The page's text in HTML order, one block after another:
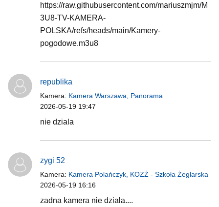
https://raw.githubusercontent.com/mariuszmjm/M
3U8-TV-KAMERA-
POLSKA/refs/heads/main/Kamery-
pogodowe.m3u8
republika
Kamera: Kamera Warszawa, Panorama
2026-05-19 19:47
nie dziala
zygi 52
Kamera: Kamera Polańczyk, KOZŻ - Szkoła Żeglarska
2026-05-19 16:16
zadna kamera nie dziala....